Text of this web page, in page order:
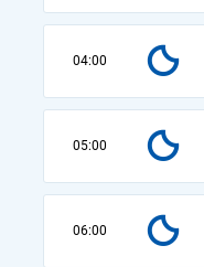
04:00
05:00
06:00